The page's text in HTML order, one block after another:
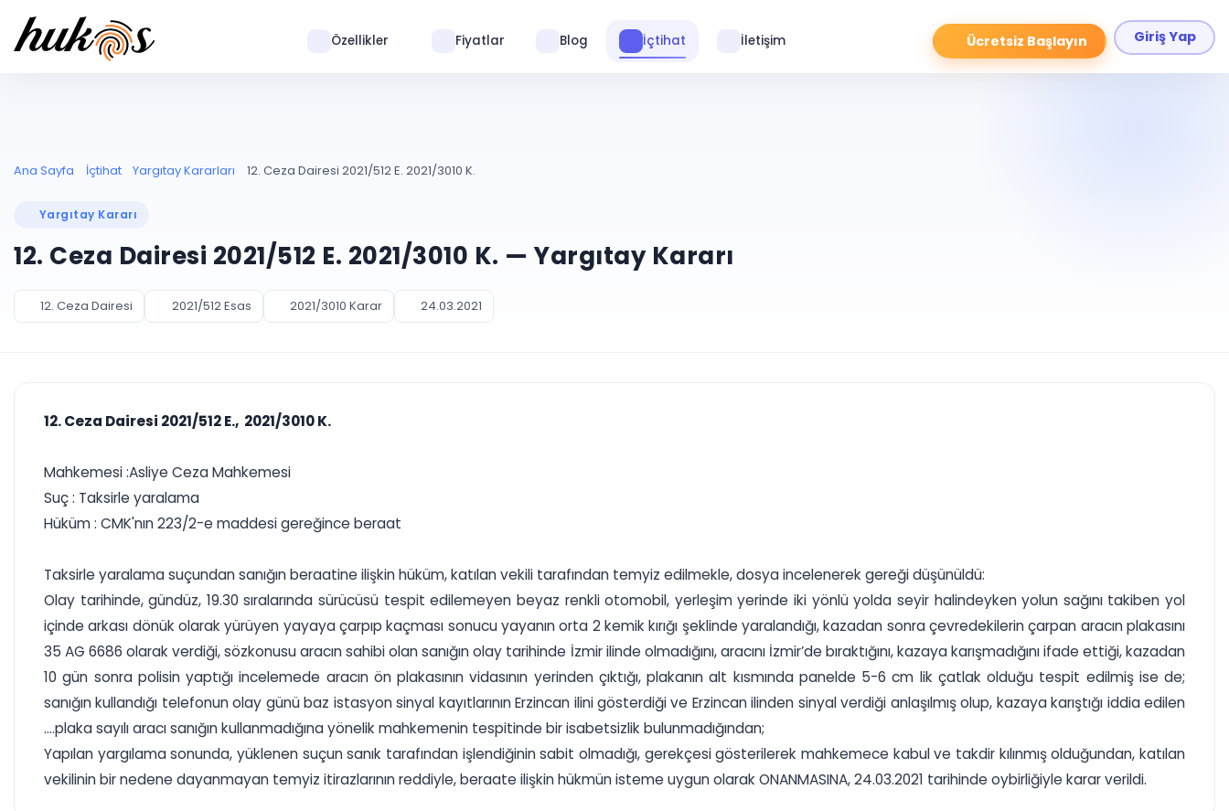
Ücretsiz Başlayın Giriş Yap
Özellikler Fiyatlar Blog İçtihat İletişim
Ana Sayfa İçtihat Yargıtay Kararları 12. Ceza Dairesi 2021/512 E. 2021/3010 K.
Yargıtay Kararı
12. Ceza Dairesi 2021/512 E. 2021/3010 K. — Yargıtay Kararı
12. Ceza Dairesi 2021/512 Esas 2021/3010 Karar 24.03.2021
12. Ceza Dairesi 2021/512 E., 2021/3010 K.
Mahkemesi :Asliye Ceza Mahkemesi
Suç : Taksirle yaralama
Hüküm : CMK'nın 223/2-e maddesi gereğince beraat
Taksirle yaralama suçundan sanığın beraatine ilişkin hüküm, katılan vekili tarafından temyiz edilmekle, dosya incelenerek gereği düşünüldü:
Olay tarihinde, gündüz, 19.30 sıralarında sürücüsü tespit edilemeyen beyaz renkli otomobil, yerleşim yerinde iki yönlü yolda seyir halindeyken yolun sağını takiben yol
içinde arkası dönük olarak yürüyen yayaya çarpıp kaçması sonucu yayanın orta 2 kemik kırığı şeklinde yaralandığı, kazadan sonra çevredekilerin çarpan aracın plakasını
35 AG 6686 olarak verdiği, sözkonusu aracın sahibi olan sanığın olay tarihinde İzmir ilinde olmadığını, aracını İzmir’de bıraktığını, kazaya karışmadığını ifade ettiği, kazadan
10 gün sonra polisin yaptığı incelemede aracın ön plakasının vidasının yerinden çıktığı, plakanın alt kısmında panelde 5-6 cm lik çatlak olduğu tespit edilmiş ise de;
sanığın kullandığı telefonun olay günü baz istasyon sinyal kayıtlarının Erzincan ilini gösterdiği ve Erzincan ilinden sinyal verdiği anlaşılmış olup, kazaya karıştığı iddia edilen
....plaka sayılı aracı sanığın kullanmadığına yönelik mahkemenin tespitinde bir isabetsizlik bulunmadığından;
Yapılan yargılama sonunda, yüklenen suçun sanık tarafından işlendiğinin sabit olmadığı, gerekçesi gösterilerek mahkemece kabul ve takdir kılınmış olduğundan, katılan
vekilinin bir nedene dayanmayan temyiz itirazlarının reddiyle, beraate ilişkin hükmün isteme uygun olarak ONANMASINA, 24.03.2021 tarihinde oybirliğiyle karar verildi.